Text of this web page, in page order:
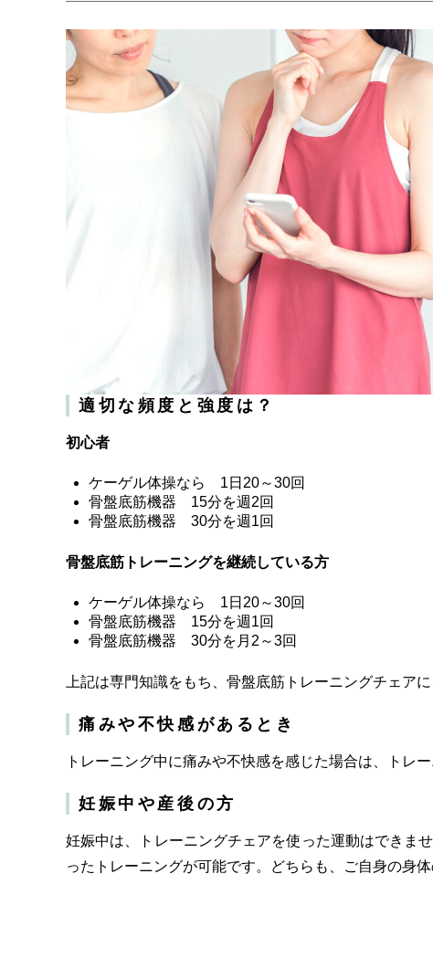
適切な頻度と強度は？
初心者
ケーゲル体操なら 1日20～30回
骨盤底筋機器 15分を週2回
骨盤底筋機器 30分を週1回
骨盤底筋トレーニングを継続している方
ケーゲル体操なら 1日20～30回
骨盤底筋機器 15分を週1回
骨盤底筋機器 30分を月2～3回
上記は専門知識をもち、骨盤底筋トレーニングチェア
痛みや不快感があるとき
トレーニング中に痛みや不快感を感じた場合は、トレ
妊娠中や産後の方
妊娠中は、トレーニングチェアを使った運動はできま
ったトレーニングが可能です。どちらも、ご自身の身